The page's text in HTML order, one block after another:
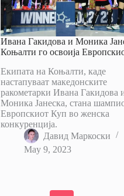
Ивана Гакидова и Моника
Коњалти го освоија
Екипата на Коњалти, каде
настапуваат македонските
ракометарки Ивана Гакидова
Моника Јанеска, стана
Европскиот Куп во женска
конкуренција.
Давид Маркоски
May 9, 2023